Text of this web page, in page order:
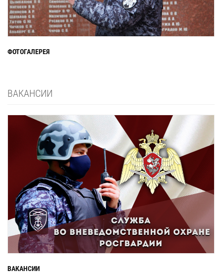
ФОТОГАЛЕРЕЯ
ВАКАНСИИ
ВАКАНСИИ